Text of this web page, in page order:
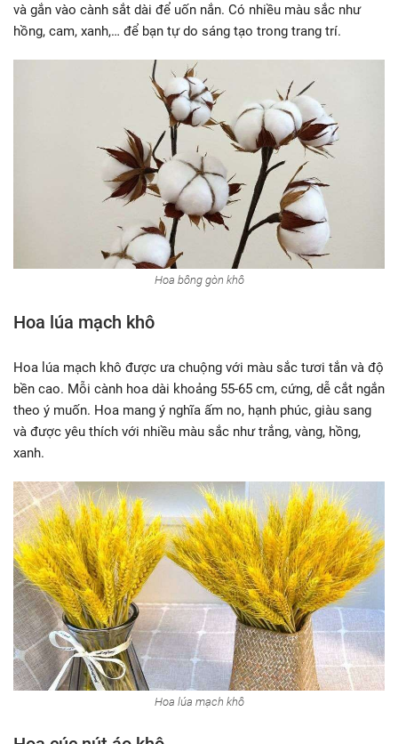
và gắn vào cành sắt dài để uốn nắn. Có nhiều màu sắc như
hồng, cam, xanh,… để bạn tự do sáng tạo trong trang trí.
Hoa bông gòn khô
Hoa lúa mạch khô
Hoa lúa mạch khô được ưa chuộng với màu sắc tươi tắn và độ
bền cao. Mỗi cành hoa dài khoảng 55-65 cm, cứng, dễ cắt ngắn
theo ý muốn. Hoa mang ý nghĩa ấm no, hạnh phúc, giàu sang
và được yêu thích với nhiều màu sắc như trắng, vàng, hồng,
xanh.
Hoa lúa mạch khô